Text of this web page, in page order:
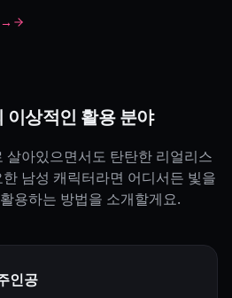
→
이상적인 활용 분야
살아있으면서도 탄탄한 리얼리스
남성 캐릭터라면 어디서든 빛을
용하는 방법을 소개할게요.
인공